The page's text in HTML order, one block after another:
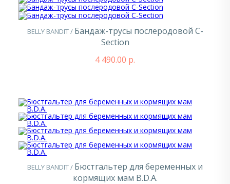
BELLY BANDIT / Бандаж-трусы послеродовой C-
Section
4 490.00 р.
BELLY BANDIT / Бюстгальтер для беременных и
кормящих мам B.D.A.